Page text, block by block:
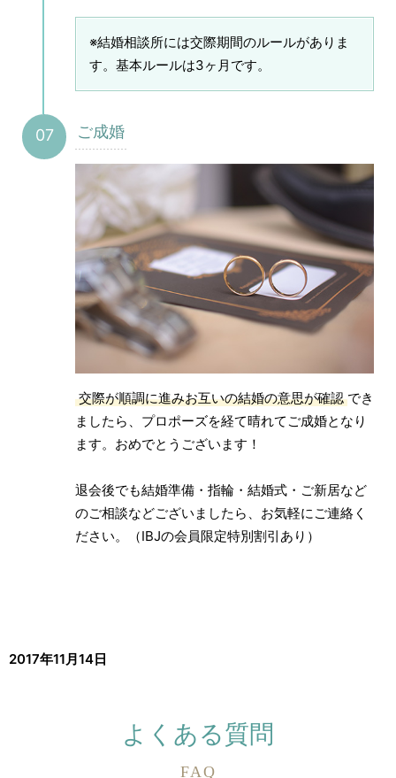
※結婚相談所には交際期間のルールがありま
す。基本ルールは3ヶ月です。
ご成婚
交際が順調に進みお互いの結婚の意思が確認でき
ましたら、プロポーズを経て晴れてご成婚となり
ます。おめでとうございます！
退会後でも結婚準備・指輪・結婚式・ご新居など
のご相談などございましたら、お気軽にご連絡く
ださい。（IBJの会員限定特別割引あり）
2017年11月14日
よくある質問